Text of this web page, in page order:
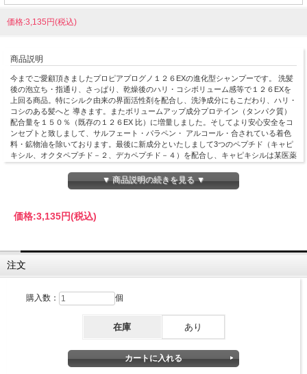
価格:3,135円(税込)
商品説明
今までご愛顧頂きましたプロピアプログノ１２６EXの進化型シャンプーです。 洗髪
後の泡立ち・指通り、さっぱり、乾燥後のハリ・コシボリューム感等で１２６EXを
上回る商品。特にシルク由来の界面活性剤を配合し、洗浄成分にもこだわり、ハリ・
コシのある髪へと 導きます。またボリュームアップ成分プロテイン（タンパク質）
配合量を１５０％（既存の１２６EX 比）に増量しました。そしてより安心安全をコ
ンセプトと致しまして、サルフェート・パラペン・ アルコール・合されている着色
料・鉱物油を除いております。最後に新成分といたしまして3つのペプチド（キャピ
キシル、オクタペプチド－２、デカペプチド－４）を配合し、キャピキシルは某医薬
分です。オクタ～及びデカ～は成長因子の1種に分類され毛根代謝を期待される成分
▼ 商品説明の続きを見る ▼
価格:3,135円(税込)
注文
購入数： 個
在庫 あり